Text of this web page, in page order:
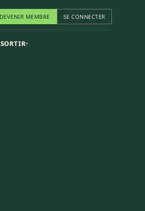
DEVENIR MEMBRE SE CONNECTER
SORTIR▾